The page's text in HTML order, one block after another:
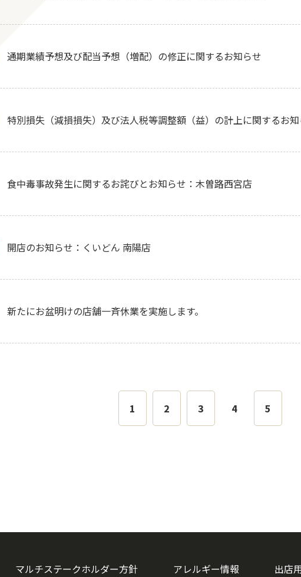
通期業績予想及び配当予想（増配）の修正に関するお知らせ
特別損失（減損損失）及び法人税等調整額（益）の計上に関するお
食中毒事故発生に関するお詫びとお知らせ：木曽路西宮店
開店のお知らせ：くいどん 南陽店
新たにお盆明けの店舗一斉休業を実施します。
1 2 3 4 5
マルチステークホルダー方針 アレルギー情報 出店